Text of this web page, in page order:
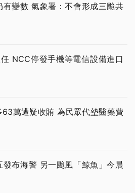
有變數 氣象署：不會形成三颱共
NCC停發手機等電信設備進口
萬遭疑收賄 為民眾代墊醫藥費
發布海警 另一颱風「鯨魚」今晨